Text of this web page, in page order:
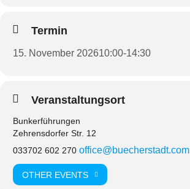
Termin
15. November 202610:00-14:30
Veranstaltungsort
Bunkerführungen
Zehrensdorfer Str. 12
033702 602 270 office@buecherstadt.com
OTHER EVENTS